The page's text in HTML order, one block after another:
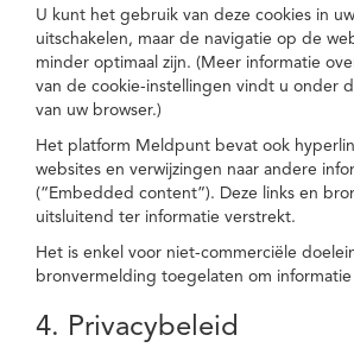
U kunt het gebruik van deze cookies in
uitschakelen, maar de navigatie op de
minder optimaal zijn. (Meer informatie
van de cookie-instellingen vindt u onder
van uw browser.)
Het platform Meldpunt bevat ook
websites en verwijzingen naar andere
(“Embedded content”). Deze links en
uitsluitend ter informatie verstrekt.
Het is enkel voor niet-commerciële
bronvermelding toegelaten om
4. Privacybeleid